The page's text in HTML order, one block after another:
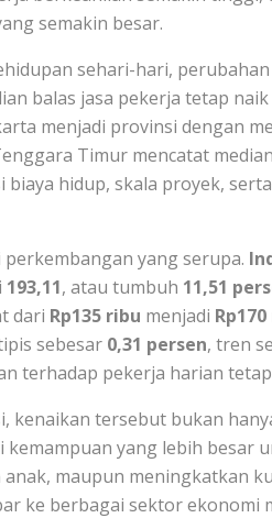
semakin besar.
sehari-hari,
balas jasa pekerja tetap
menjadi provinsi dengan
Timur mencatat
hidup, skala proyek,
yang serupa.
193,11, atau tumbuh 11,51
dari Rp135 ribu menjadi
sebesar 0,31 persen, tren
terhadap pekerja harian
kenaikan tersebut bukan
yang lebih besar
maupun meningkatkan
ke berbagai sektor ekonomi